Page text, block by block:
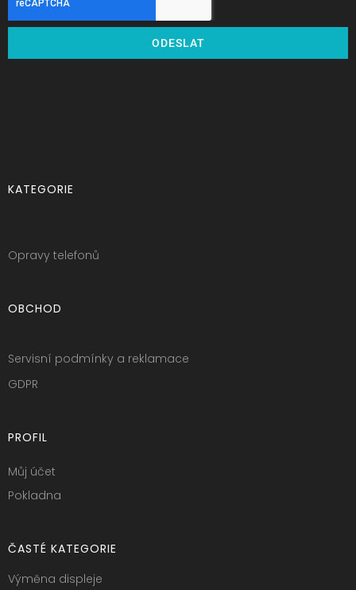
ODESLAT
KATEGORIE
Opravy telefonů
OBCHOD
Servisní podmínky a reklamace
GDPR
PROFIL
Můj účet
Pokladna
ČASTÉ KATEGORIE
Výměna displeje